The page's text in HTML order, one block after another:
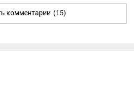
комментарии (15)